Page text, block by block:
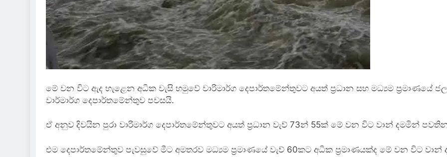
මේ වන විට ඇද හැළෙන අධික වැසි හමුවේ වාරිමාර්ග දෙපාර්තමේන්තුවට අයත් ප්‍රධාන සහ මධ්‍යම
වාර්මාර්ග දෙපාර්තමේන්තුව පවසයි.
ඒ අනුව දිවයින පුරා වාරිමාර්ග දෙපාර්තමේන්තුවට අයත් ප්‍රධාන වැව් 73න් 55ක් මේ වන විට වාන් දමමින්
එම දෙපාර්තමේන්තුව පැවසුවේ මීට අමතරව මධ්‍යම ප්‍රමාණයේ වැව් 60කට අධික ප්‍රමාණයක්ද මේ වන විට